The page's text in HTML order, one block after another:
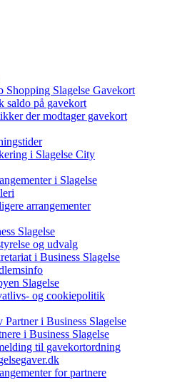
Shopping Slagelse Gavekort
saldo på gavekort
der modtager gavekort
i Slagelse City
i Slagelse
arrangementer
Slagelse
og udvalg
i Business Slagelse
Slagelse
og cookiepolitik
Partner i Business Slagelse
i Business Slagelse
til gavekortordning
for partnere